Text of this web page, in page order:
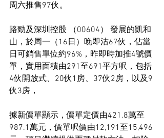
周六推售97伙。
路勁及深圳控股 （00604） 發展的凱和
山，於周一（16日）晚即沽67伙，佔當
日可銷售單位約96%，昨即時加推4號價
單，實用面積由291至691平方呎，包括
4伙開放式、20伙1房、37伙2房，以及9
伙3房，
據新價單顯示，價單定價由421.8萬至
987.1萬元，價單呎價由12,191至15,496